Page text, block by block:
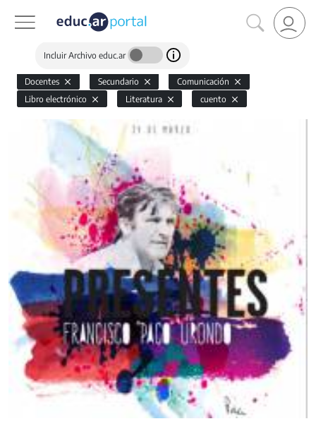
Incluir Archivo educ.ar
Docentes Secundario
Comunicación
Libro electrónico
Literatura cuento